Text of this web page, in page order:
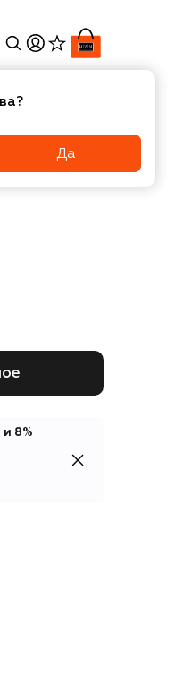
8%
?
Да